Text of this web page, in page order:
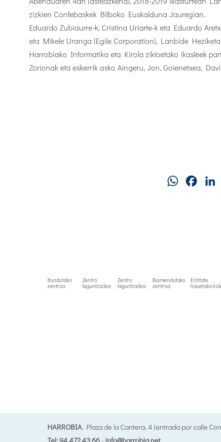
zizkien Confebaskek Bilboko Euskalduna Jauregian.
Eduardo Zubiaurre-k, Cristina Uriarte-k eta Eduardo
eta Mikele Uranga (Egile Corporation), Lanbide
Harrobiako Informatika eta Kirola zikloetako ikasleek
Zorionak eta eskerrik asko Aingeru, Jon, Goienetxea,
WhatsApp
Itundutako
zentroa:
Zentro
laguntzailea:
Zentro
laguntzailea:
Baimendutako
zentroa:
Entitate
hauetako
HARROBIA. Plaza de la Cantera, 4 (entrada por calle
Tel: 94 472 43 66- info@harrobia.net